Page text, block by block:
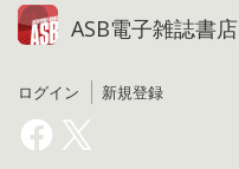
ASB電子雑誌書店
ログイン 新規登録